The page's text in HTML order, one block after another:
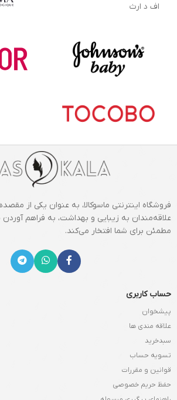
اف د ارث
فروشگاه اینترنتی ماسوکالا، به عنوان یکی از
علاقه‌مندان به زیبایی و بهداشت، به فراهم
مطمئن برای شما افتخار می‌کند.
حساب کاربری
پیشخوان
علاقه مندی ها
سبدخرید
تسویه حساب
قوانین و مقررات
حفظ حریم خصوصی